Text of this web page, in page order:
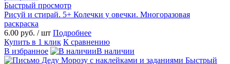
Быстрый просмотр
Рисуй и стирай. 5+ Колечки у овечки. Многоразовая
раскраска
6.00 руб. / шт Подробнее
Купить в 1 клик К сравнению
В избранное
В наличии
Быстрый